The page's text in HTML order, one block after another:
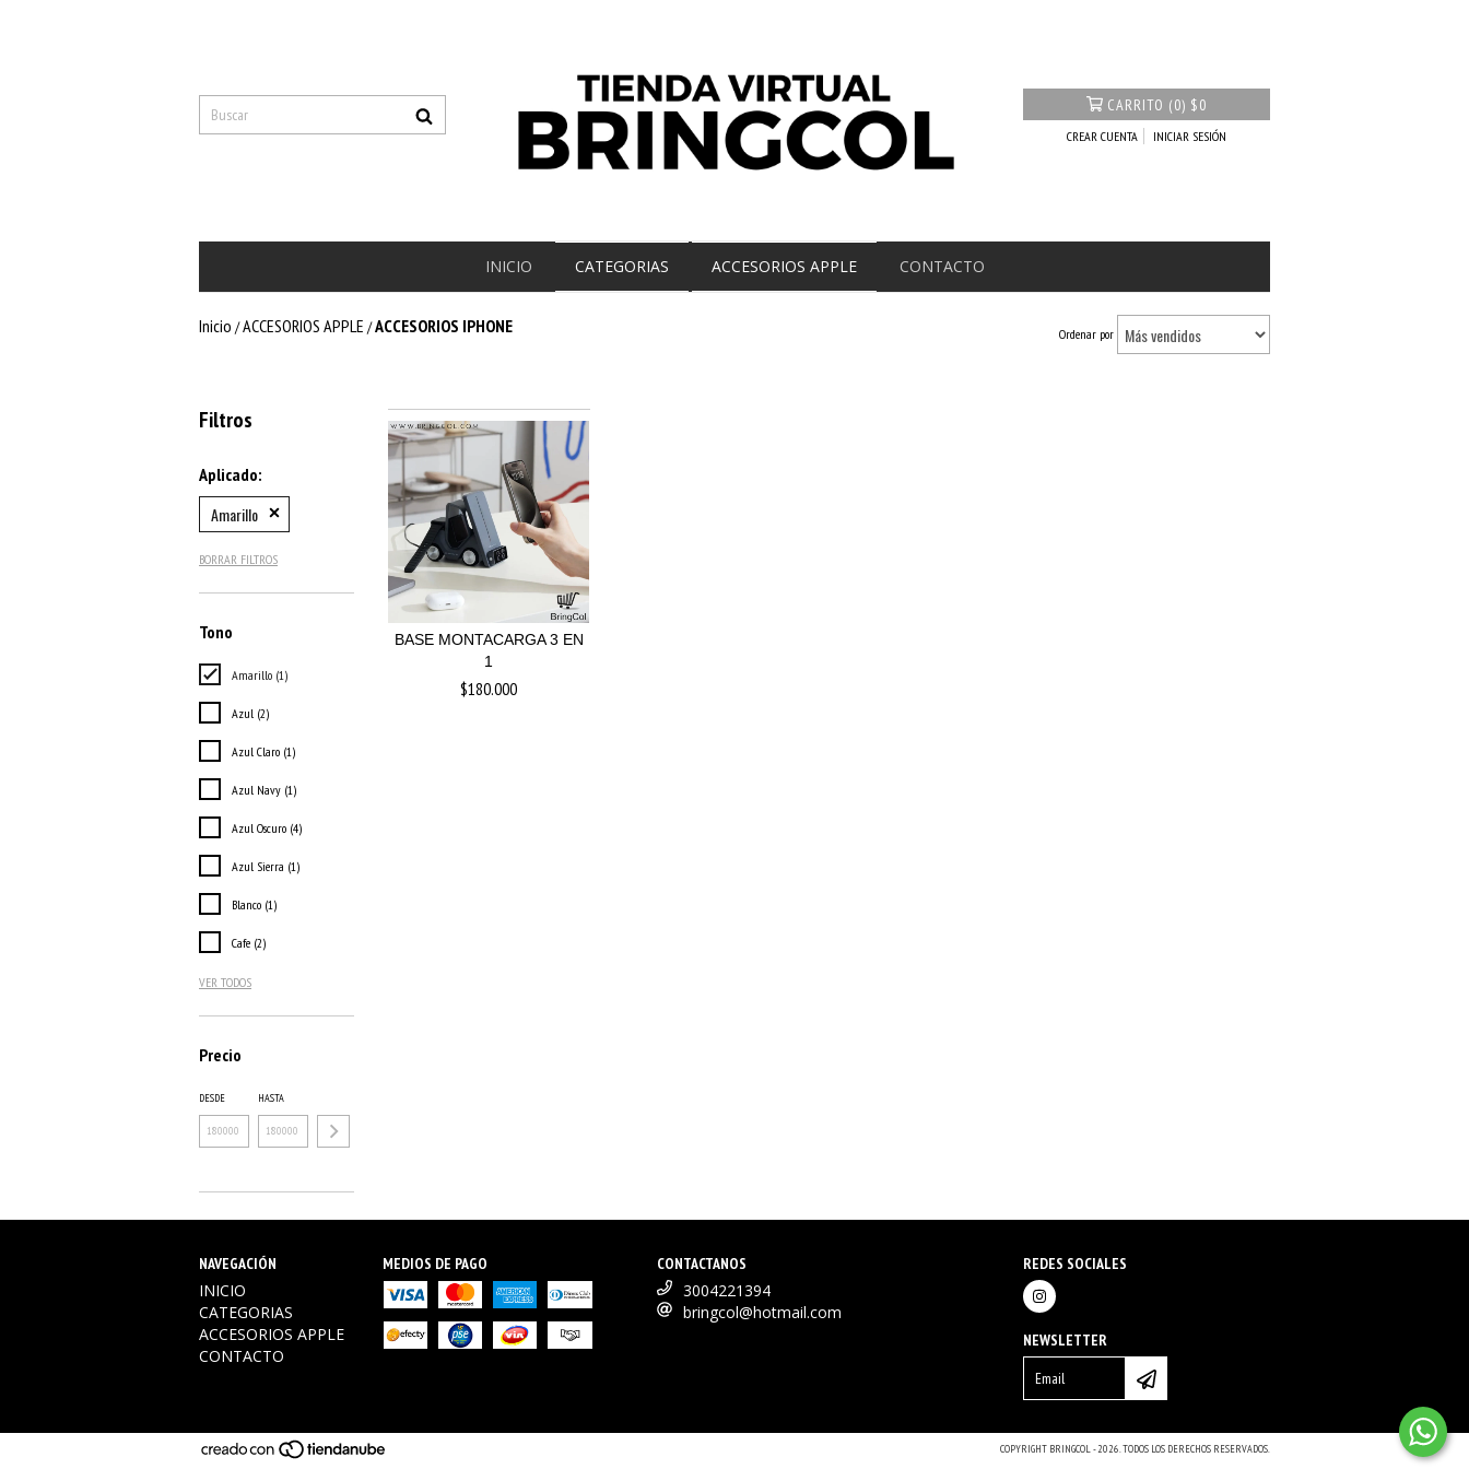
CARRITO (0) $0
CREAR CUENTA INICIAR SESIÓN
INICIO CATEGORIAS ACCESORIOS APPLE CONTACTO
Inicio /ACCESORIOS APPLE /ACCESORIOS IPHONE Ordenar por
Filtros
Aplicado:
Amarillo
BORRAR FILTROS
Tono
Amarillo (1)
Azul (2)
Azul Claro (1)
Azul Navy (1)
Azul Oscuro (4)
Azul Sierra (1)
Blanco (1)
Cafe (2)
VER TODOS
Precio
DESDE HASTA
BASE MONTACARGA 3 EN
1
$180.000
NAVEGACIÓN
INICIO
CATEGORIAS
ACCESORIOS APPLE
CONTACTO
MEDIOS DE PAGO CONTACTANOS
3004221394
bringcol@hotmail.com
REDES SOCIALES
NEWSLETTER
COPYRIGHT BRINGCOL - 2026. TODOS LOS DERECHOS RESERVADOS.